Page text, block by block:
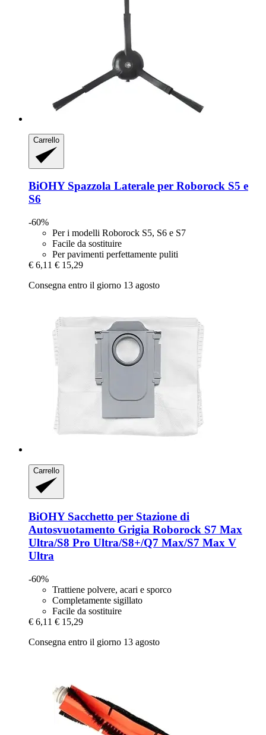
Carrello
BiOHYSpazzola Laterale per Roborock S5 e
S6
-60%
Per i modelli Roborock S5, S6 e S7
Facile da sostituire
Per pavimenti perfettamente puliti
€ 6,11 € 15,29
Consegna entro il giorno 13 agosto
Carrello
BiOHYSacchetto per Stazione di
Autosvuotamento Grigia Roborock S7 Max
Ultra/S8 Pro Ultra/S8+/Q7 Max/S7 Max V
Ultra
-60%
Trattiene polvere, acari e sporco
Completamente sigillato
Facile da sostituire
€ 6,11 € 15,29
Consegna entro il giorno 13 agosto